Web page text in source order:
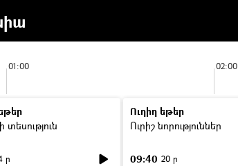
01:00 02:00
տեսություն
ր
Ուղիղ եթեր
Ուրիշ նորություններ
09:40 20 ր